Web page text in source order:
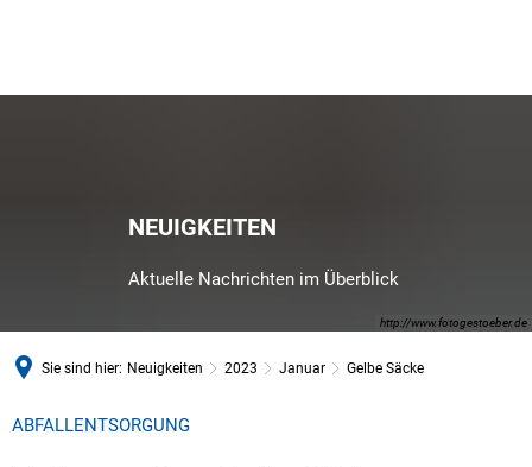
http://www.fotogestoeber.de
NEUIGKEITEN
Aktuelle Nachrichten im Überblick
Sie sind hier: Neuigkeiten 2023 Januar Gelbe Säcke
ABFALLENTSORGUNG